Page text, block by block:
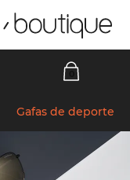
Gafas de deporte